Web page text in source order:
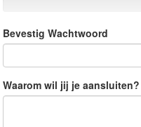
Bevestig Wachtwoord
Waarom wil jij je aansluiten?